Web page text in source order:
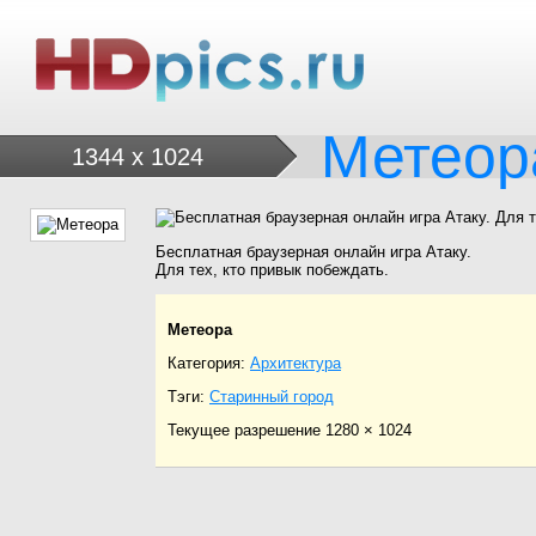
1344 x 1024
Бесплатная браузерная онлайн игра Атаку.
Для тех, кто привык побеждать.
Метеора
Категория: Архитектура
Тэги: Старинный город
Текущее разрешение 1280 × 1024